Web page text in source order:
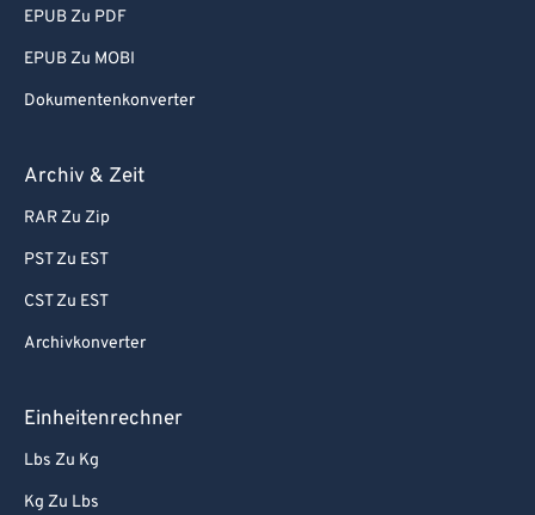
EPUB Zu PDF
EPUB Zu MOBI
Dokumentenkonverter
Archiv & Zeit
RAR Zu Zip
PST Zu EST
CST Zu EST
Archivkonverter
Einheitenrechner
Lbs Zu Kg
Kg Zu Lbs